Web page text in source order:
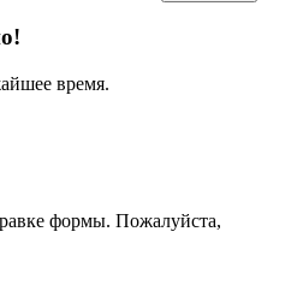
время.
формы. Пожалуйста,